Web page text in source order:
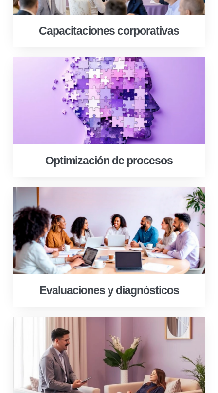
Capacitaciones corporativas
Optimización de procesos
Evaluaciones y diagnósticos